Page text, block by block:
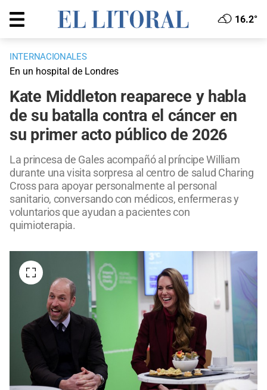
16.2°
INTERNACIONALES
En un hospital de Londres
Kate Middleton reaparece y habla
de su batalla contra el cáncer en
su primer acto público de 2026
La princesa de Gales acompañó al príncipe William
durante una visita sorpresa al centro de salud Charing
Cross para apoyar personalmente al personal
sanitario, conversando con médicos, enfermeras y
voluntarios que ayudan a pacientes con
quimioterapia.